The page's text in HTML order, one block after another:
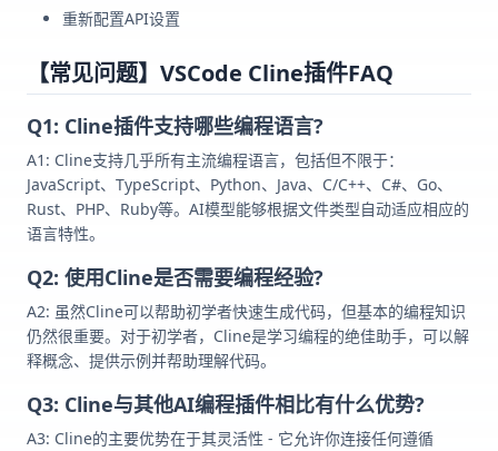
重新配置API设置
【常见问题】VSCode Cline插件FAQ
Q1: Cline插件支持哪些编程语言?
A1: Cline支持几乎所有主流编程语言，包括但不限于：
JavaScript、TypeScript、Python、Java、C/C++、C#、Go、
Rust、PHP、Ruby等。AI模型能够根据文件类型自动适应相应的
语言特性。
Q2: 使用Cline是否需要编程经验?
A2: 虽然Cline可以帮助初学者快速生成代码，但基本的编程知识
仍然很重要。对于初学者，Cline是学习编程的绝佳助手，可以解
释概念、提供示例并帮助理解代码。
Q3: Cline与其他AI编程插件相比有什么优势?
A3: Cline的主要优势在于其灵活性 - 它允许你连接任何遵循